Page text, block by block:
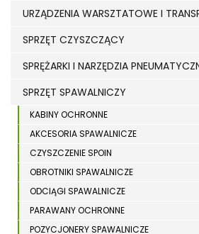
URZĄDZENIA WARSZTATOWE I
SPRZĘT CZYSZCZĄCY
SPRĘŻARKI I NARZĘDZIA
SPRZĘT SPAWALNICZY
KABINY OCHRONNE
AKCESORIA SPAWALNICZE
CZYSZCZENIE SPOIN
OBROTNIKI SPAWALNICZE
ODCIĄGI SPAWALNICZE
PARAWANY OCHRONNE
POZYCJONERY SPAWALNICZE